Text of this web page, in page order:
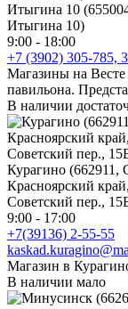
Итыгина 10
Итыгина 10)
9:00 - 18:00
+7 (3902) 305-785,
Магазины на Весте
павильона.
В наличии
Курагино (662911,
Красноярский
Советский пер.,
9:00 - 17:00
+7(39136) 2-55-55
Магазин в
В наличии мало